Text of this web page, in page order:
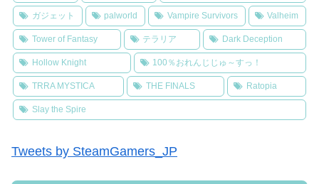
ガジェット palworld Vampire Survivors Valheim
Tower of Fantasy テラリア Dark Deception
Hollow Knight 100％おれんじじゅ～すっ！
TRRA MYSTICA THE FINALS Ratopia
Slay the Spire
Tweets by SteamGamers_JP